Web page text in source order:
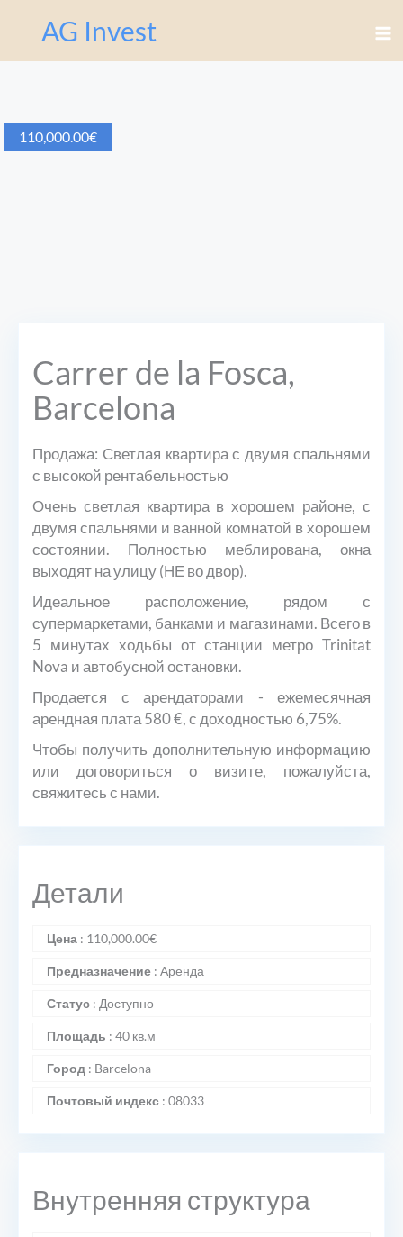
AG Invest
110,000.00€
Carrer de la Fosca,
Barcelona
Продажа: Светлая квартира с двумя спальнями
с высокой рентабельностью
Очень светлая квартира в хорошем районе, с
двумя спальнями и ванной комнатой в хорошем
состоянии. Полностью меблирована, окна
выходят на улицу (НЕ во двор).
Идеальное расположение, рядом с
супермаркетами, банками и магазинами. Всего в
5 минутах ходьбы от станции метро Trinitat
Nova и автобусной остановки.
Продается с арендаторами - ежемесячная
арендная плата 580 €, с доходностью 6,75%.
Чтобы получить дополнительную информацию
или договориться о визите, пожалуйста,
свяжитесь с нами.
Детали
Цена : 110,000.00€
Предназначение : Аренда
Статус : Доступно
Площадь : 40 кв.м
Город : Barcelona
Почтовый индекс : 08033
Внутренняя структура